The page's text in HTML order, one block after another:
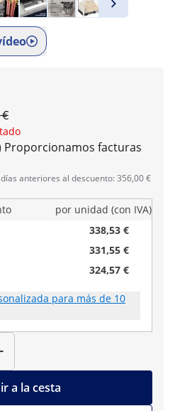
Proporcionamos facturas
anteriores al descuento: 356,00 €
por unidad (con IVA)
338,53 €
331,55 €
324,57 €
para más de 10
a la cesta